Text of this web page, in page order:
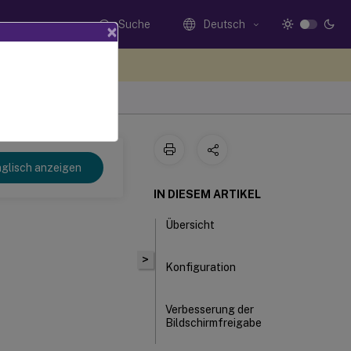
Suche Deutsch
anzeigen
>
IN DIESEM ARTIKEL
Übersicht
Konfiguration
Verbesserung der
Bildschirmfreigabe
×